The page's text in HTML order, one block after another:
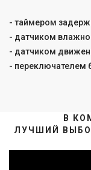
- таймером
- датчиком
- датчиком
- переключателем
В
ЛУЧШИЙ